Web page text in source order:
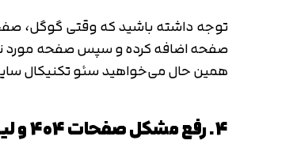
همین حال می‌خواهید سئو تکنیکال
4. رفع مشکل صفحات 404 و لینک های شکسته